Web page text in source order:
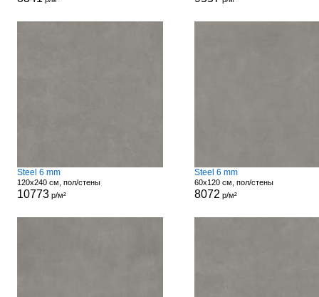
Steel 6 mm
120x240 см, пол/стены
10773р/м²
Steel 6 mm
60x120 см, пол/стены
8072 р/м²